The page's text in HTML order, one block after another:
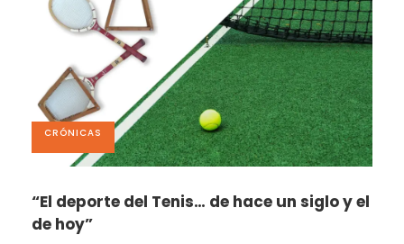
CRÓNICAS
“El deporte del Tenis… de hace un siglo y el
de hoy”